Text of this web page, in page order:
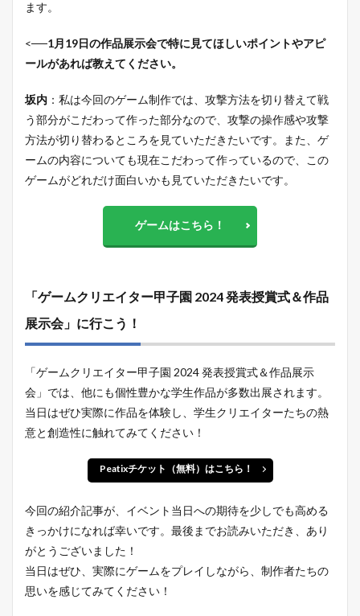
ます。
<──1月19日の作品展示会で特に見てほしいポイントやアピ
ールがあれば教えてください。
坂内 ：私は今回のゲーム制作では、攻撃方法を切り替えて戦
う部分がこだわって作った部分なので、攻撃の操作感や攻撃
方法が切り替わるところを見ていただきたいです。また、ゲ
ームの内容についても現在こだわって作っているので、この
ゲームがどれだけ面白いかも見ていただきたいです。
ゲームはこちら！
「ゲームクリエイター甲子園 2024 発表授賞式＆作品
展示会」に行こう！
「ゲームクリエイター甲子園 2024 発表授賞式＆作品展示
会」では、他にも個性豊かな学生作品が多数出展されます。
当日はぜひ実際に作品を体験し、学生クリエイターたちの熱
意と創造性に触れてみてください！
Peatixチケット（無料）はこちら！
今回の紹介記事が、イベント当日への期待を少しでも高める
きっかけになれば幸いです。最後までお読みいただき、あり
がとうございました！
当日はぜひ、実際にゲームをプレイしながら、制作者たちの
思いを感じてみてください！